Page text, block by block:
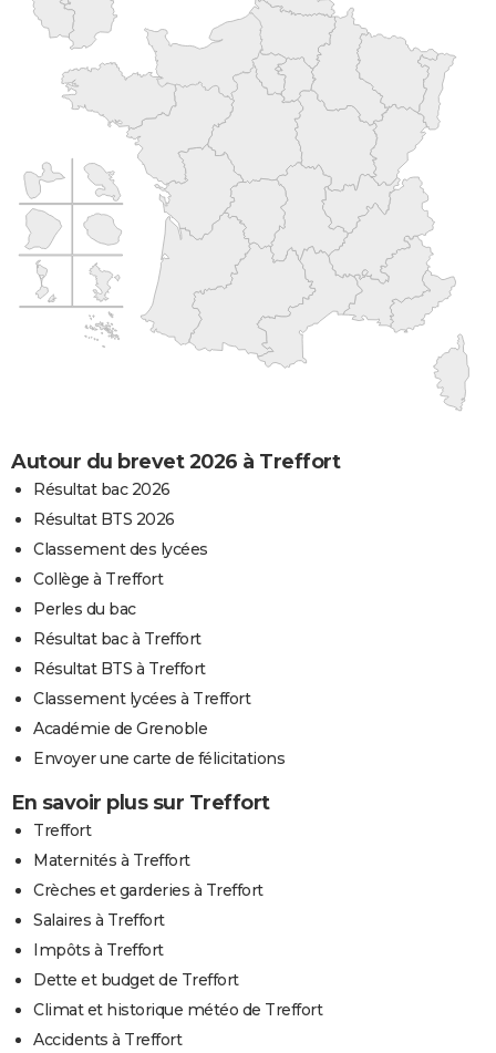
Autour du brevet 2026 à Treffort
Résultat bac 2026
Résultat BTS 2026
Classement des lycées
Collège à Treffort
Perles du bac
Résultat bac à Treffort
Résultat BTS à Treffort
Classement lycées à Treffort
Académie de Grenoble
Envoyer une carte de félicitations
En savoir plus sur Treffort
Treffort
Maternités à Treffort
Crèches et garderies à Treffort
Salaires à Treffort
Impôts à Treffort
Dette et budget de Treffort
Climat et historique météo de Treffort
Accidents à Treffort